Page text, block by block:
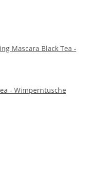
Mascara Black Tea -